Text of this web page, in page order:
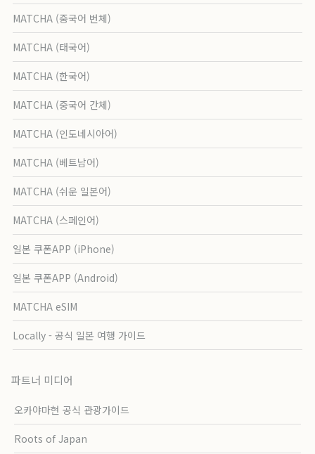
MATCHA (중국어 번체)
MATCHA (태국어)
MATCHA (한국어)
MATCHA (중국어 간체)
MATCHA (인도네시아어)
MATCHA (베트남어)
MATCHA (쉬운 일본어)
MATCHA (스페인어)
일본 쿠폰APP (iPhone)
일본 쿠폰APP (Android)
MATCHA eSIM
Locally - 공식 일본 여행 가이드
파트너 미디어
오카야마현 공식 관광가이드
Roots of Japan